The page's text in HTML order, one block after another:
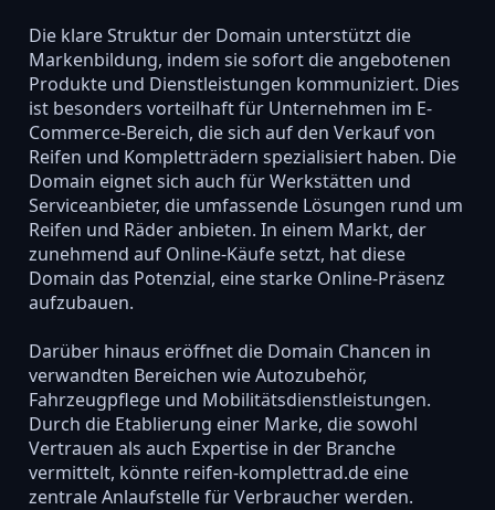
Die klare Struktur der Domain unterstützt die
Markenbildung, indem sie sofort die angebotenen
Produkte und Dienstleistungen kommuniziert. Dies
ist besonders vorteilhaft für Unternehmen im E-
Commerce-Bereich, die sich auf den Verkauf von
Reifen und Kompletträdern spezialisiert haben. Die
Domain eignet sich auch für Werkstätten und
Serviceanbieter, die umfassende Lösungen rund um
Reifen und Räder anbieten. In einem Markt, der
zunehmend auf Online-Käufe setzt, hat diese
Domain das Potenzial, eine starke Online-Präsenz
aufzubauen.
Darüber hinaus eröffnet die Domain Chancen in
verwandten Bereichen wie Autozubehör,
Fahrzeugpflege und Mobilitätsdienstleistungen.
Durch die Etablierung einer Marke, die sowohl
Vertrauen als auch Expertise in der Branche
vermittelt, könnte reifen-komplettrad.de eine
zentrale Anlaufstelle für Verbraucher werden.